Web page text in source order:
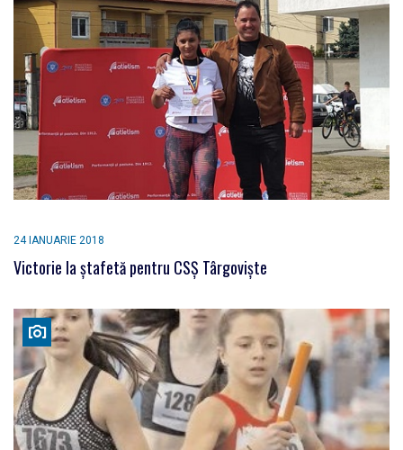
24 IANUARIE 2018
Victorie la ştafetă pentru CSŞ Târgovişte